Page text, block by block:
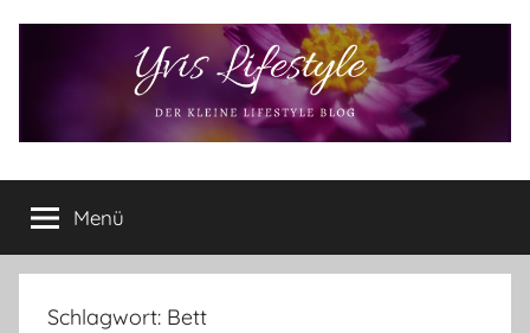
Yvis
Lifestyle
Lifestyle
Blog
–
Lifestyle,
Menü
Schlagwort: Bett